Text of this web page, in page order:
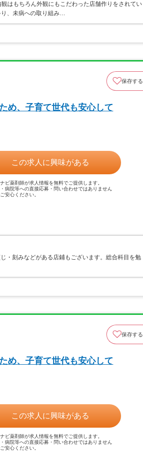
はもちろん外観にもこだわった店舗作りをされてい
り、未病への取り組み…
保存する
め、子育て世代も安心して
この求人に興味がある
ビ薬剤師が求人情報を無料でご提供します。
病院等への直接応募・問い合わせではありません
安心ください。
・刻みなどがある店鋪もございます。総合科目を勉
保存する
め、子育て世代も安心して
この求人に興味がある
ビ薬剤師が求人情報を無料でご提供します。
病院等への直接応募・問い合わせではありません
安心ください。